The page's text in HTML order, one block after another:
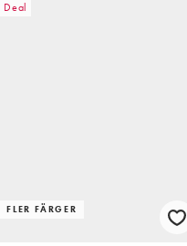
Deal
FLER FÄRGER